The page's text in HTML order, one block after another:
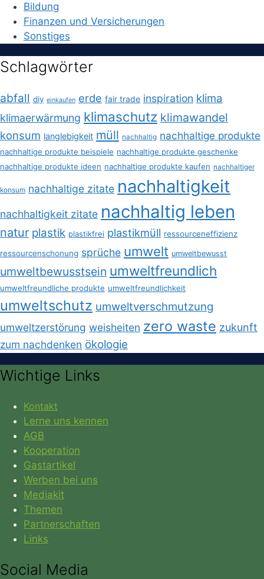
Bildung
Finanzen und Versicherungen
Sonstiges
Schlagwörter
abfall diy einkaufen erde fair trade inspiration klima
klimaerwärmung klimaschutz klimawandel
konsum langlebigkeit müll nachhaltig nachhaltige produkte
nachhaltige produkte beispiele nachhaltige produkte geschenke
nachhaltige produkte ideen nachhaltige produkte kaufen nachhaltiger
konsum nachhaltige zitate nachhaltigkeit
nachhaltigkeit zitate nachhaltig leben
natur plastik plastikfrei plastikmüll ressourceneffizienz
ressourcenschonung sprüche umwelt umweltbewusst
umweltbewusstsein umweltfreundlich
umweltfreundliche produkte umweltfreundlichkeit
umweltschutz umweltverschmutzung
umweltzerstörung weisheiten zero waste zukunft
zum nachdenken ökologie
Wichtige Links
Kontakt
Lerne uns kennen
AGB
Kooperation
Gastartikel
Werben bei uns
Mediakit
Themen
Partnerschaften
Links
Social Media